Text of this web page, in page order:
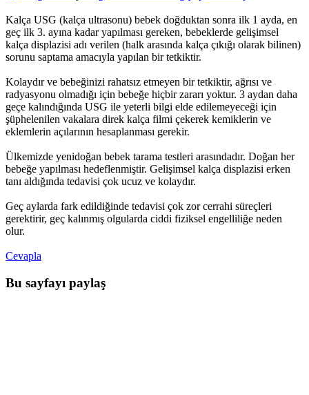
Kalça USG (kalça ultrasonu) bebek doğduktan sonra ilk 1 ayda, en
geç ilk 3. ayına kadar yapılması gereken, bebeklerde gelişimsel
kalça displazisi adı verilen (halk arasında kalça çıkığı olarak bilinen)
sorunu saptama amacıyla yapılan bir tetkiktir.
Kolaydır ve bebeğinizi rahatsız etmeyen bir tetkiktir, ağrısı ve
radyasyonu olmadığı için bebeğe hiçbir zararı yoktur. 3 aydan daha
geçe kalındığında USG ile yeterli bilgi elde edilemeyeceği için
şüphelenilen vakalara direk kalça filmi çekerek kemiklerin ve
eklemlerin açılarının hesaplanması gerekir.
Ülkemizde yenidoğan bebek tarama testleri arasındadır. Doğan her
bebeğe yapılması hedeflenmiştir. Gelişimsel kalça displazisi erken
tanı aldığında tedavisi çok ucuz ve kolaydır.
Geç aylarda fark edildiğinde tedavisi çok zor cerrahi süreçleri
gerektirir, geç kalınmış olgularda ciddi fiziksel engelliliğe neden
olur.
Cevapla
Bu sayfayı paylaş